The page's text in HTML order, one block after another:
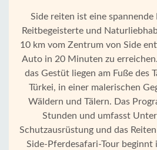
Side reiten ist eine
Reitbegeisterte und
10 km vom Zentrum von Side
Auto in 20 Minuten zu
das Gestüt liegen am Fuße des
Türkei, in einer malerischen
Wäldern und Tälern. Das
Stunden und umfasst
Schutzausrüstung und das
Side-Pferdesafari-Tour beginnt